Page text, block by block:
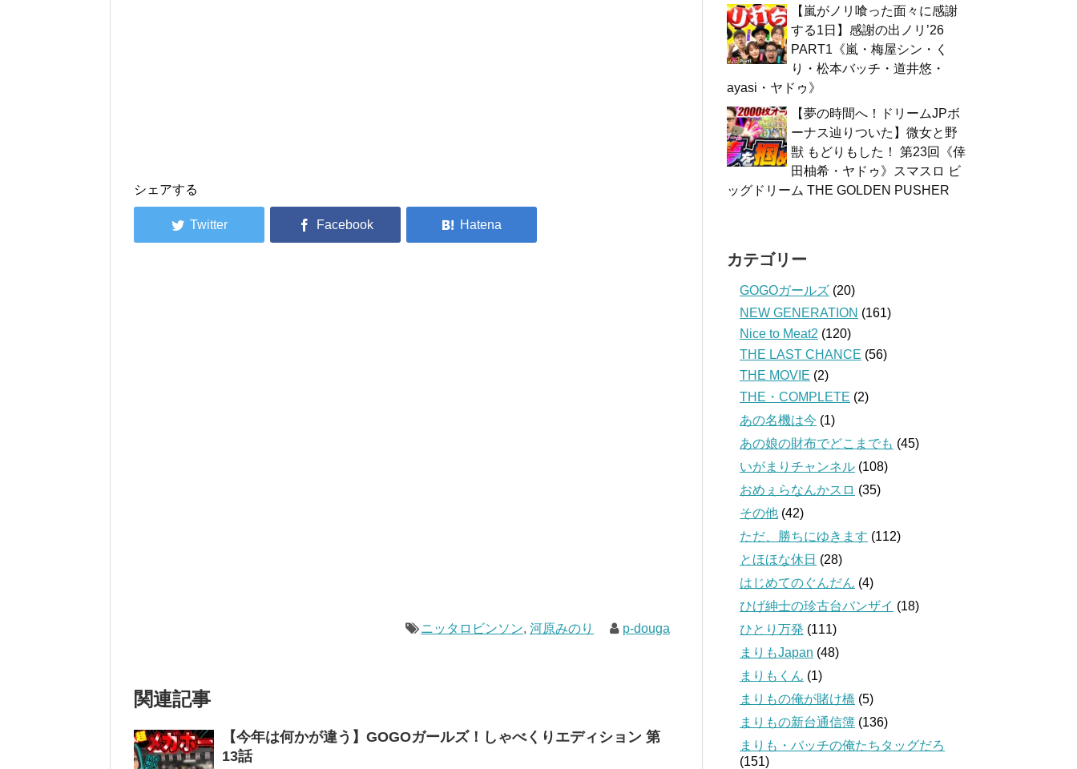
シェアする
ニッタロビンソン,河原みのり p-douga
関連記事
【今年は何かが違う】GOGOガールズ！しゃべくりエディション 第
13話
【嵐がノリ喰った面々に感謝
する1日】感謝の出ノリ’26
PART1《嵐・梅屋シン・く
り・松本バッチ・道井悠・
ayasi・ヤドゥ》
【夢の時間へ！ドリームJPボ
ーナス辿りついた】微女と野
獣 もどりもした！ 第23回《倖
田柚希・ヤドゥ》スマスロ ビ
ッグドリーム THE GOLDEN PUSHER
カテゴリー
GOGOガールズ (20)
NEW GENERATION (161)
Nice to Meat2 (120)
THE LAST CHANCE (56)
THE MOVIE (2)
THE・COMPLETE (2)
あの名機は今 (1)
あの娘の財布でどこまでも (45)
いがまりチャンネル (108)
おめぇらなんかスロ (35)
その他 (42)
ただ、勝ちにゆきます (112)
とほほな休日 (28)
はじめてのぐんだん (4)
ひげ紳士の珍古台バンザイ (18)
ひとり万発 (111)
まりもJapan (48)
まりもくん (1)
まりもの俺が賭け橋 (5)
まりもの新台通信簿 (136)
まりも・バッチの俺たちタッグだろ
(151)